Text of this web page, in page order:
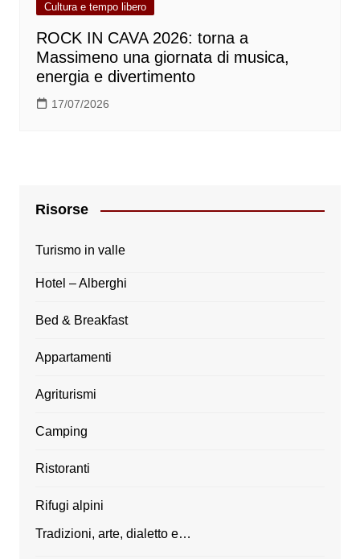
Cultura e tempo libero
ROCK IN CAVA 2026: torna a
Massimeno una giornata di musica,
energia e divertimento
17/07/2026
Risorse
Turismo in valle
Hotel – Alberghi
Bed & Breakfast
Appartamenti
Agriturismi
Camping
Ristoranti
Rifugi alpini
Tradizioni, arte, dialetto e…